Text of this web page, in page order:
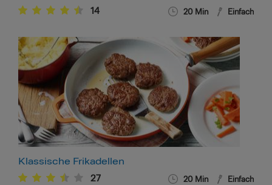
14 20 Min Einfach
Klassische Frikadellen
27 20 Min Einfach